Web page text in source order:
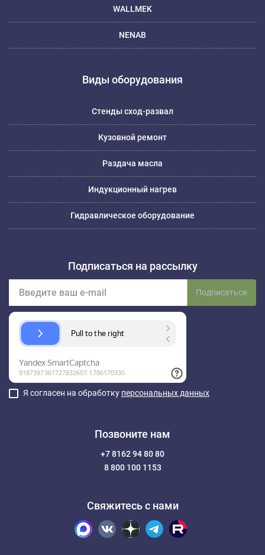
WALLMEK
NENAB
Виды оборудования
Стенды сход-развал
Кузовной ремонт
Раздача масла
Индукционный нагрев
Гидравлическое оборудование
Подписаться на рассылку
Подписаться
Я согласен на обработку персональных данных
Позвоните нам
+7 8162 94 80 80
8 800 100 1153
Свяжитесь с нами